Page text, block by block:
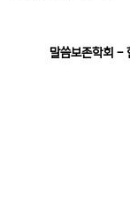
말씀보존학회 -